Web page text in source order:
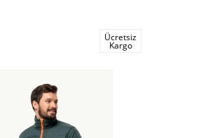
Ücretsiz
Kargo